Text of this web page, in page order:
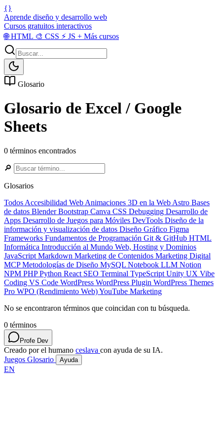
{}
Aprende diseño y desarrollo web
Cursos gratuitos interactivos
🌐HTML 🎨 CSS ⚡ JS + Más cursos
Glosario
Glosario de Excel / Google
Sheets
0 términos encontrados
🔎
Glosarios
Todos Accesibilidad Web Animaciones 3D en la Web Astro Bases
de datos BlenderBootstrap Canva CSS Debugging Desarrollo de
Apps Desarrollo de Juegos para Móviles DevTools Diseño de la
información y visualización de datos Diseño Gráfico Figma
Frameworks Fundamentos de Programación Git & GitHub HTML
Informática Introducción al Mundo Web, Hosting y Dominios
JavaScript Markdown Marketing de Contenidos Marketing Digital
MCPMetodologías de Diseño MySQL Notebook LLM Notion
NPM PHPPython React SEO Terminal TypeScript Unity UX Vibe
Coding VS Code WordPress WordPress Plugin WordPress Themes
Pro WPO (Rendimiento Web)YouTube Marketing
No se encontraron términos que coincidan con tu búsqueda.
0 términos
Profe Dev
Creado por el humano ceslava con ayuda de su IA.
Juegos Glosario Ayuda
EN